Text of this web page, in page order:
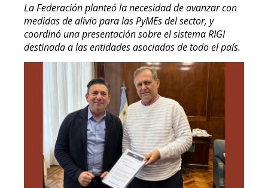
La Federación planteó la necesidad de avanzar con
medidas de alivio para las PyMEs del sector, y
coordinó una presentación sobre el sistema RIGI
destinada a las entidades asociadas de todo el país.